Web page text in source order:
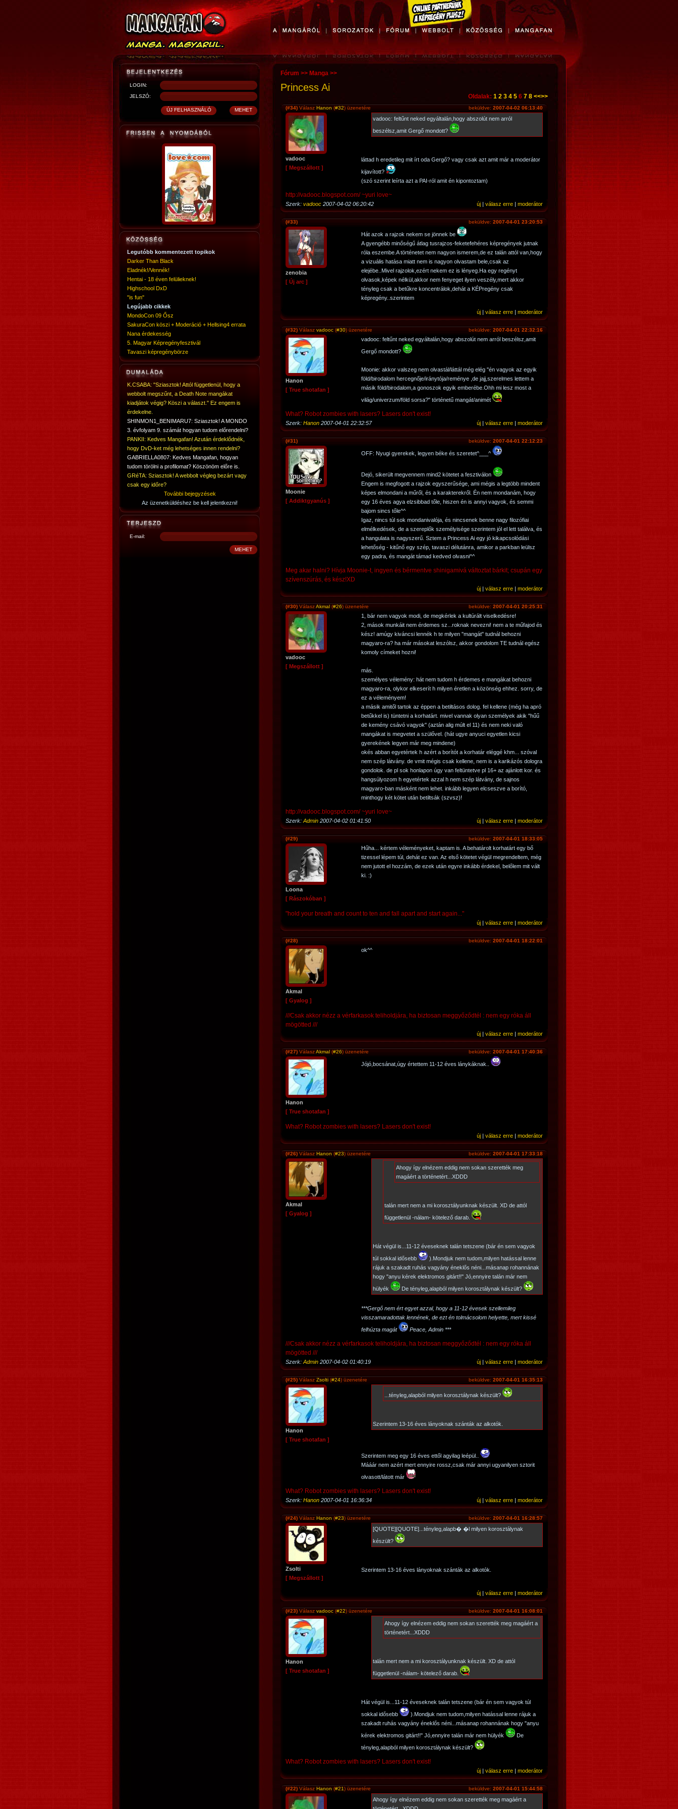
LOGIN:
JELSZÓ:
Legutóbb kommentezett topikok
Darker Than Black
Eladnék!/Vennék!
Hentai - 18 éven felülieknek!
Highschool DxD
"is fun"
Legújabb cikkek
MondoCon 09 Ősz
SakuraCon köszi + Moderáció + Hellsing4 errata
Nana érdekesség
5. Magyar Képregényfesztivál
Tavaszi képregénybörze
K.CSABA: "Sziasztok! Attól függetlenül, hogy a
webbolt megszűnt, a Death Note mangákat
kiadjátok végig? Köszi a választ." Ez engem is
érdekelne.
SHINMON1_BENIMARU7: Sziasztok! A MONDO
3. évfolyam 9. számát hogyan tudom előrendelni?
PANKII: Kedves Mangafan! Azután érdeklődnék,
hogy DvD-ket még lehetséges innen rendelni?
GABRIELLA0807: Kedves Mangafan, hogyan
tudom törölni a profilomat? Köszönöm előre is.
GRéTA: Sziasztok! A webbolt végleg bezárt vagy
csak egy időre?
További bejegyzések
Az üzenetküldéshez be kell jelentkezni!
E-mail:
Fórum >> Manga >>
Princess Ai
Oldalak: 1 2 3 4 5 6 7 8 <<>>
beküldve: 2007-04-02 06:13:40
(#34) Válasz Hanon (#32) üzenetére
vadooc
[ Megszállott ]
vadooc: feltűnt neked egyáltalán,hogy abszolút nem arról
beszélsz,amit Gergő mondott?
láttad h eredetileg mit írt oda Gergő? vagy csak azt amit már a moderátor
kijavított?
(szó szerint leírta azt a PAI-ról amit én kipontoztam)
http://vadooc.blogspot.com/ ~yuri love~
új | válasz erre | moderátor
Szerk: vadooc 2007-04-02 06:20:42
beküldve: 2007-04-01 23:20:53
(#33)
zenobia
[ Új arc ]
Hát azok a rajzok nekem se jönnek be
A gyengébb minőségű átlag tusrajzos-feketefehéres képregények jutnak
róla eszembe.A történetet nem nagyon ismerem,de ez talán attól van,hogy
a vizuális hatása miatt nem is nagyon olvastam bele,csak az
elejébe..Mivel rajzolok,ezért nekem ez is lényeg.Ha egy regényt
olvasok,képek nélkül,akkor nem fenyeget ilyen veszély,mert akkor
tényleg csak a betűkre koncentrálok,dehát a KÉPregény csak
képregény..szerintem
új | válasz erre | moderátor
beküldve: 2007-04-01 22:32:16
(#32) Válasz vadooc (#30) üzenetére
Hanon
[ True shotafan ]
vadooc: feltűnt neked egyáltalán,hogy abszolút nem arról beszélsz,amit
Gergő mondott?
Moonie: akkor valszeg nem olvastál/láttál még elég "én vagyok az egyik
föld/birodalom hercegnője/iránytója/reménye ,de jajj,szerelmes lettem a
másik föld/birodalom,a gonoszok egyik emberébe.Ohh mi lesz most a
világ/univerzum/föld sorsa?" történetű mangát/animét
What? Robot zombies with lasers? Lasers don't exist!
új | válasz erre | moderátor
Szerk: Hanon 2007-04-01 22:32:57
beküldve: 2007-04-01 22:12:23
(#31)
Moonie
[ Addiktgyanús ]
OFF: Nyugi gyerekek, legyen béke és szeretet^___^
Dejó, sikerült megvennem mind2 kötetet a fesztiválon
Engem is megfogott a rajzok egyszerűsége, ami mégis a legtöbb mindent
képes elmondani a műről, és a karakterekről. Én nem mondanám, hogy
egy 16 éves agya elzsibbad tőle, hiszen én is annyi vagyok, és semmi
bajom sincs tőle^^
Igaz, nincs túl sok mondanivalója, és nincsenek benne nagy filozófiai
elmélkedések, de a szereplők személyisége szerintem jól el lett találva, és
a hangulata is nagyszerű. Sztem a Princess Ai egy jó kikapcsolódási
lehetőség - kitűnő egy szép, tavaszi délutánra, amikor a parkban leülsz
egy padra, és mangát támad kedved olvasni^^
Meg akar halni? Hívja Moonie-t, ingyen és bérmentve shinigamivá változtat bárkit; csupán egy
szívenszúrás, és kész!XD
új | válasz erre | moderátor
beküldve: 2007-04-01 20:25:31
(#30) VálaszAkmal (#26) üzenetére
vadooc
[ Megszállott ]
1, bár nem vagyok modi, de megkérlek a kultúrált viselkedésre!
2, mások munkáit nem érdemes sz...roknak nevezni! nem a te műfajod és
kész! amúgy kiváncsi lennék h te milyen "mangát" tudnál behozni
magyaro-ra? ha már másokat leszólsz, akkor gondolom TE tudnál egész
komoly címeket hozni!
más.
személyes vélemény: hát nem tudom h érdemes e mangákat behozni
magyaro-ra, olykor elkeserít h milyen éretlen a közönség ehhez. sorry, de
ez a véleményem!
a másik amitől tartok az éppen a betiltásos dolog. fel kellene (még ha apró
betűkkel is) tüntetni a korhatárt. mivel vannak olyan személyek akik "hűű
de kemény csávó vagyok" (aztán alig múlt el 11) és nem neki való
mangákat is megvetet a szülővel. (hát ugye anyuci egyetlen kicsi
gyerekének legyen már meg mindene)
okés abban egyetértek h azért a borítót a korhatár eléggé khm... szóval
nem szép látvány. de vmit mégis csak kellene, nem is a karikázós dologra
gondolok. de pl sok honlapon úgy van feltüntetve pl 16+ az ajánlott kor. és
hangsúlyozom h egyetértek azzal h nem szép látvány, de sajnos
magyaro-ban másként nem lehet. inkább legyen elcseszve a borító,
minthogy két kötet után betiltsák (szvsz)!
http://vadooc.blogspot.com/ ~yuri love~
új | válasz erre | moderátor
Szerk: Admin 2007-04-02 01:41:50
beküldve: 2007-04-01 18:33:05
(#29)
Loona
[ Rászokóban ]
Hűha... kértem véleményeket, kaptam is. A behatárolt korhatárt egy bő
tizessel lépem túl, dehát ez van. Az első kötetet végül megrendeltem, még
nem jutott el hozzám, de ezek után egyre inkább érdekel, belőlem mit vált
ki. :)
"hold your breath and count to ten and fall apart and start again..."
új | válasz erre | moderátor
beküldve: 2007-04-01 18:22:01
(#28)
Akmal
[ Gyalog ]
ok^^
///Csak akkor nézz a vérfarkasok teliholdjára, ha biztosan meggyőződtél : nem egy róka áll
mögötted ///
új | válasz erre | moderátor
beküldve: 2007-04-01 17:40:36
(#27) VálaszAkmal (#26) üzenetére
Hanon
[ True shotafan ]
Jójó,bocsánat,úgy értettem 11-12 éves lánykáknak..
What? Robot zombies with lasers? Lasers don't exist!
új | válasz erre | moderátor
beküldve: 2007-04-01 17:33:18
(#26) Válasz Hanon (#23) üzenetére
Akmal
[ Gyalog ]
Ahogy így elnézem eddig nem sokan szerették meg
magáért a történetért...XDDD
talán mert nem a mi korosztályunknak készült. XD de attól
függetlenül -nálam- kötelező darab.
Hát végül is...11-12 éveseknek talán tetszene (bár én sem vagyok
túl sokkal idősebb
).Mondjuk nem tudom,milyen hatással lenne
rájuk a szakadt ruhás vagyány éneklős néni...másanap rohannának
hogy "anyu kérek elektromos gitárt!!" Jó,ennyire talán már nem
hülyék
De tényleg,alapból milyen korosztálynak készült?
***Gergő nem ért egyet azzal, hogy a 11-12 évesek szellemileg
visszamaradottak lennének, de ezt én tolmácsolom helyette, mert kissé
felhúzta magát
Peace, Admin ***
///Csak akkor nézz a vérfarkasok teliholdjára, ha biztosan meggyőződtél : nem egy róka áll
mögötted ///
új | válasz erre | moderátor
Szerk: Admin 2007-04-02 01:40:19
beküldve: 2007-04-01 16:35:13
(#25) Válasz Zsolti (#24) üzenetére
Hanon
[ True shotafan ]
...tényleg,alapból milyen korosztálynak készült?
Szerintem 13-16 éves lányoknak szánták az alkotók.
Szerintem meg egy 16 éves ettől agyilag leépül..
Mááár nem azért mert ennyire rossz,csak már annyi ugyanilyen sztorit
olvasott/látott már
What? Robot zombies with lasers? Lasers don't exist!
új | válasz erre | moderátor
Szerk: Hanon 2007-04-01 16:36:34
beküldve: 2007-04-01 16:28:57
(#24) Válasz Hanon (#23) üzenetére
Zsolti
[ Megszállott ]
[QUOTE][QUOTE]...tényleg,alapb� �l milyen korosztálynak
készült?
Szerintem 13-16 éves lányoknak szánták az alkotók.
új | válasz erre | moderátor
beküldve: 2007-04-01 16:08:01
(#23) Válasz vadooc (#22) üzenetére
Hanon
[ True shotafan ]
Ahogy így elnézem eddig nem sokan szerették meg magáért a
történetért...XDDD
talán mert nem a mi korosztályunknak készült. XD de attól
függetlenül -nálam- kötelező darab.
Hát végül is...11-12 éveseknek talán tetszene (bár én sem vagyok túl
sokkal idősebb
).Mondjuk nem tudom,milyen hatással lenne rájuk a
szakadt ruhás vagyány éneklős néni...másanap rohannának hogy "anyu
kérek elektromos gitárt!!" Jó,ennyire talán már nem hülyék
De
tényleg,alapból milyen korosztálynak készült?
What? Robot zombies with lasers? Lasers don't exist!
új | válasz erre | moderátor
beküldve: 2007-04-01 15:44:58
(#22) Válasz Hanon (#21) üzenetére
Ahogy így elnézem eddig nem sokan szerették meg magáért a